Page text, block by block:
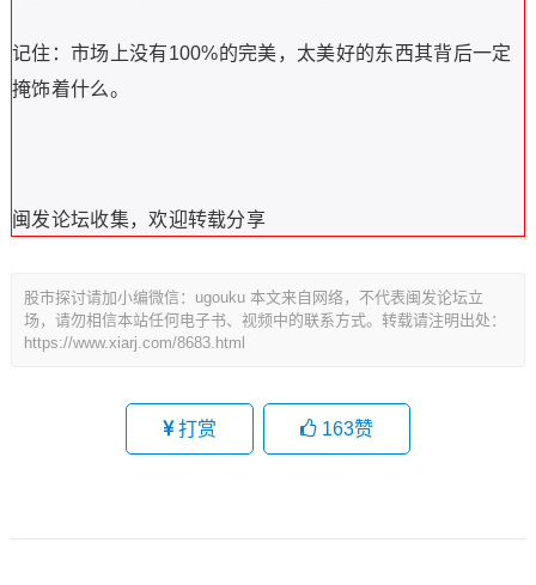
记住：市场上没有100%的完美，太美好的东西其背后一定
掩饰着什么。
闽发论坛收集，欢迎转载分享
股市探讨请加小编微信：ugouku 本文来自网络，不代表闽发论坛立
场，请勿相信本站任何电子书、视频中的联系方式。转载请注明出处：
https://www.xiarj.com/8683.html
打赏 163赞